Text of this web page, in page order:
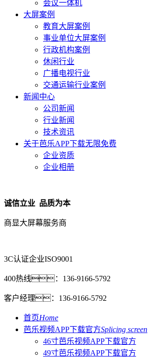
会议一体机
大屏案例
教育大屏案例
事业单位大屏案例
行政机构案例
休闲行业
广播电视行业
交通运输行业案例
新闻中心
公司新闻
行业新闻
技术资讯
关于芭乐APP下载无限免费
企业资质
企业相册
诚信立业 品质为本
商显大屏幕服务商
3C认证企业ISO9001
400热线： 136-9166-5792
客户经理： 136-9166-5792
首页Home
芭乐视频APP下载官方Splicing screen
46寸芭乐视频APP下载官方
49寸芭乐视频APP下载官方